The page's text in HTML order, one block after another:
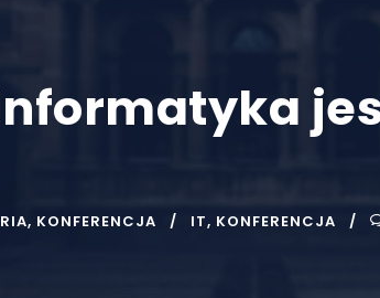
, KONFERENCJA IT, KONFERENCJA